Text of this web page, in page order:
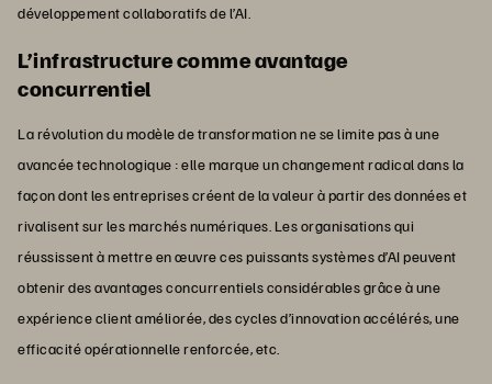
développement collaboratifs de l’AI.
L’infrastructure comme avantage
concurrentiel
La révolution du modèle de transformation ne se limite pas à une
avancée technologique : elle marque un changement radical dans la
façon dont les entreprises créent de la valeur à partir des données et
rivalisent sur les marchés numériques. Les organisations qui
réussissent à mettre en œuvre ces puissants systèmes d’AI peuvent
obtenir des avantages concurrentiels considérables grâce à une
expérience client améliorée, des cycles d’innovation accélérés, une
efficacité opérationnelle renforcée, etc.